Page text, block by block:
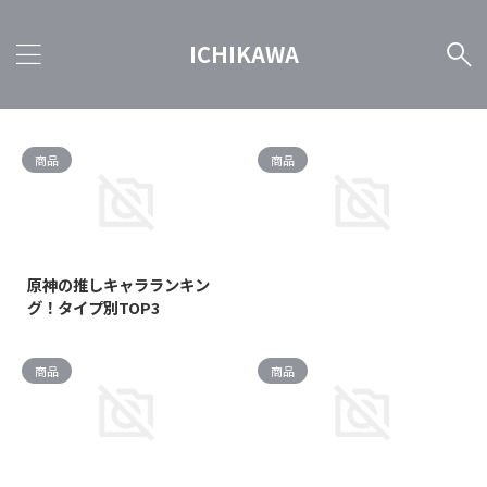
ICHIKAWA
商品
原神の推しキャラランキン
グ！タイプ別TOP3
商品
商品 商品